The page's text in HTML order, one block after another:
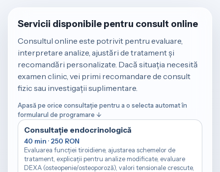
Servicii disponibile pentru consult online
Consultul online este potrivit pentru evaluare,
interpretare analize, ajustări de tratament și
recomandări personalizate. Dacă situația necesită
examen clinic, vei primi recomandare de consult
fizic sau investigații suplimentare.
Apasă pe orice consultație pentru a o selecta automat în
formularul de programare ↓
Consultație endocrinologică
40 min · 250 RON
Evaluarea funcției tiroidiene, ajustarea schemelor de
tratament, explicații pentru analize modificate, evaluare
DEXA (osteopenie/osteoporoză), valori tensionale crescute,